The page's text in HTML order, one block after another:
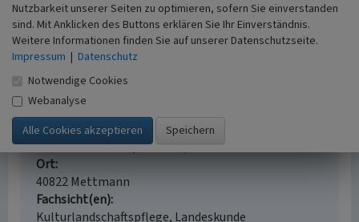
Jüdischer Friedhof Wülfrath
Schlagwörter
Judentum
Straße / Hausnummer
Johannes-Flintrop-Straße / Wülfrather Straße
Ort
40822 Mettmann
Fachsicht(en)
Kulturlandschaftspflege, Landeskunde
Nutzbarkeit unserer Seiten zu optimieren, sofern Sie einverstanden
sind. Mit Anklicken des Buttons erklären Sie Ihr Einverständnis.
Weitere Informationen finden Sie auf unserer Datenschutzseite.
Impressum | Datenschutz
Notwendige Cookies
Webanalyse